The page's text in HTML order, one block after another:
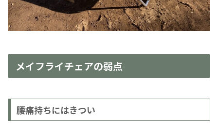
メイフライチェアの弱点
腰痛持ちにはきつい